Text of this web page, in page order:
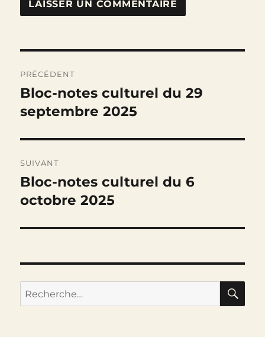
de
l’article
PRÉCÉDENT
Publication
précédente :
Bloc-notes culturel du 29
septembre 2025
SUIVANT
Publication
suivante :
Bloc-notes culturel du 6
octobre 2025
Recherche
pour :